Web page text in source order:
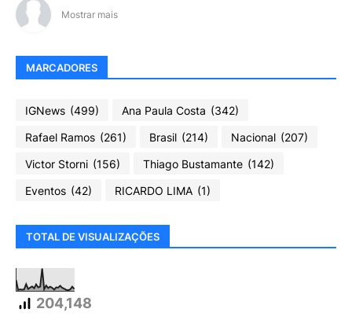
Mostrar mais
MARCADORES
IGNews (499) Ana Paula Costa (342)
Rafael Ramos (261) Brasil (214) Nacional (207)
Victor Storni (156) Thiago Bustamante (142)
Eventos (42) RICARDO LIMA (1)
TOTAL DE VISUALIZAÇÕES
204,148